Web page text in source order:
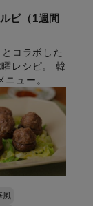
ビ（1週間
コラボした
レシピ。 韓
ニュー。野
べられま
間：10分】
風